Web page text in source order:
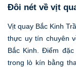
Đôi nét về vịt
Vịt quay Bắc Kinh
thực uy tín chuyên
Bắc Kinh. Điểm
trong lò kín bằng